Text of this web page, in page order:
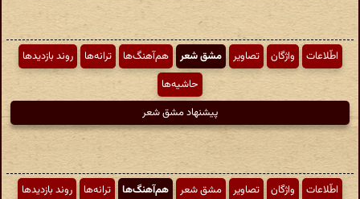
اطّلاعات واژگان تصاویر مشق شعر هم‌آهنگ‌ها ترانه‌ها
روند بازدیدها
حاشیه‌ها
پیشنهاد مشق شعر
اطّلاعات واژگان تصاویر مشق شعر هم‌آهنگ‌ها ترانه‌ها
روند بازدیدها